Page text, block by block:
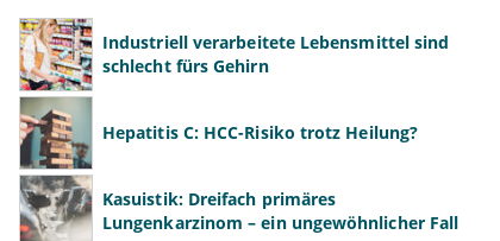
Industriell verarbeitete Lebensmittel sind
schlecht fürs Gehirn
Hepatitis C: HCC-Risiko trotz Heilung?
Kasuistik: Dreifach primäres
Lungenkarzinom – ein ungewöhnlicher Fall